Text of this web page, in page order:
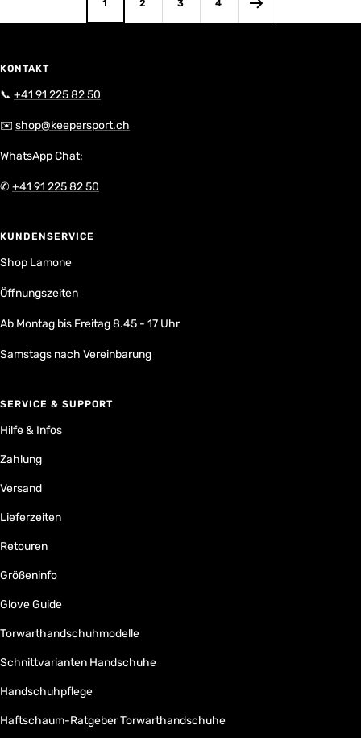
1 2 3 4
KONTAKT
📞 +41 91 225 82 50
✉️ shop@keepersport.ch
WhatsApp Chat:
✆+41 91 225 82 50
KUNDENSERVICE
Shop Lamone
Öffnungszeiten
Ab Montag bis Freitag 8.45 - 17 Uhr
Samstags nach Vereinbarung
SERVICE & SUPPORT
Hilfe & Infos
Zahlung
Versand
Lieferzeiten
Retouren
Größeninfo
Glove Guide
Torwarthandschuhmodelle
Schnittvarianten Handschuhe
Handschuhpflege
Haftschaum-Ratgeber Torwarthandschuhe